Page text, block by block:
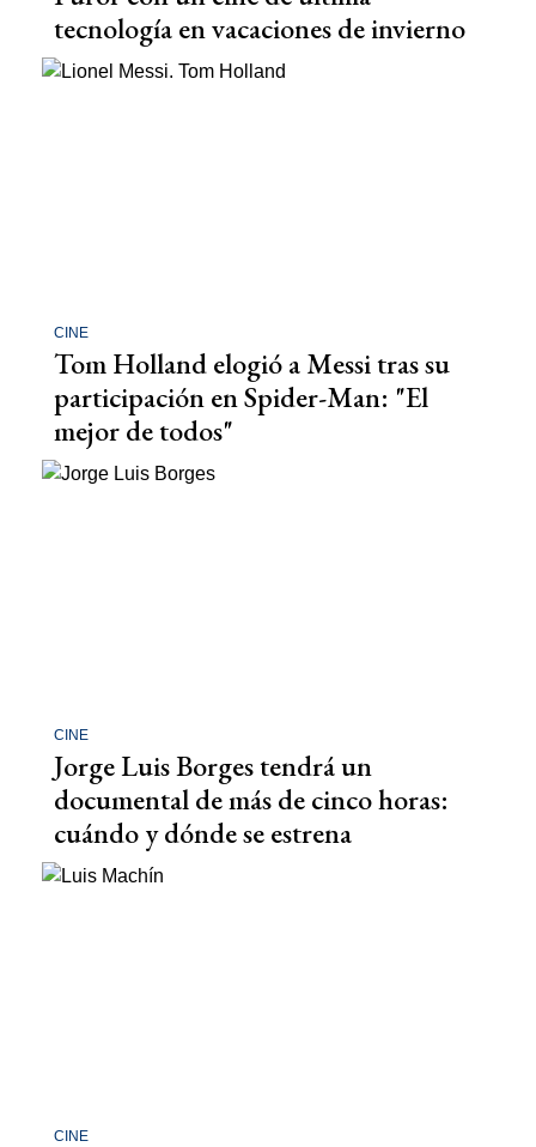
tecnología en vacaciones de invierno
CINE
Tom Holland elogió a Messi tras su
participación en Spider-Man: "El
mejor de todos"
CINE
Jorge Luis Borges tendrá un
documental de más de cinco horas:
cuándo y dónde se estrena
CINE